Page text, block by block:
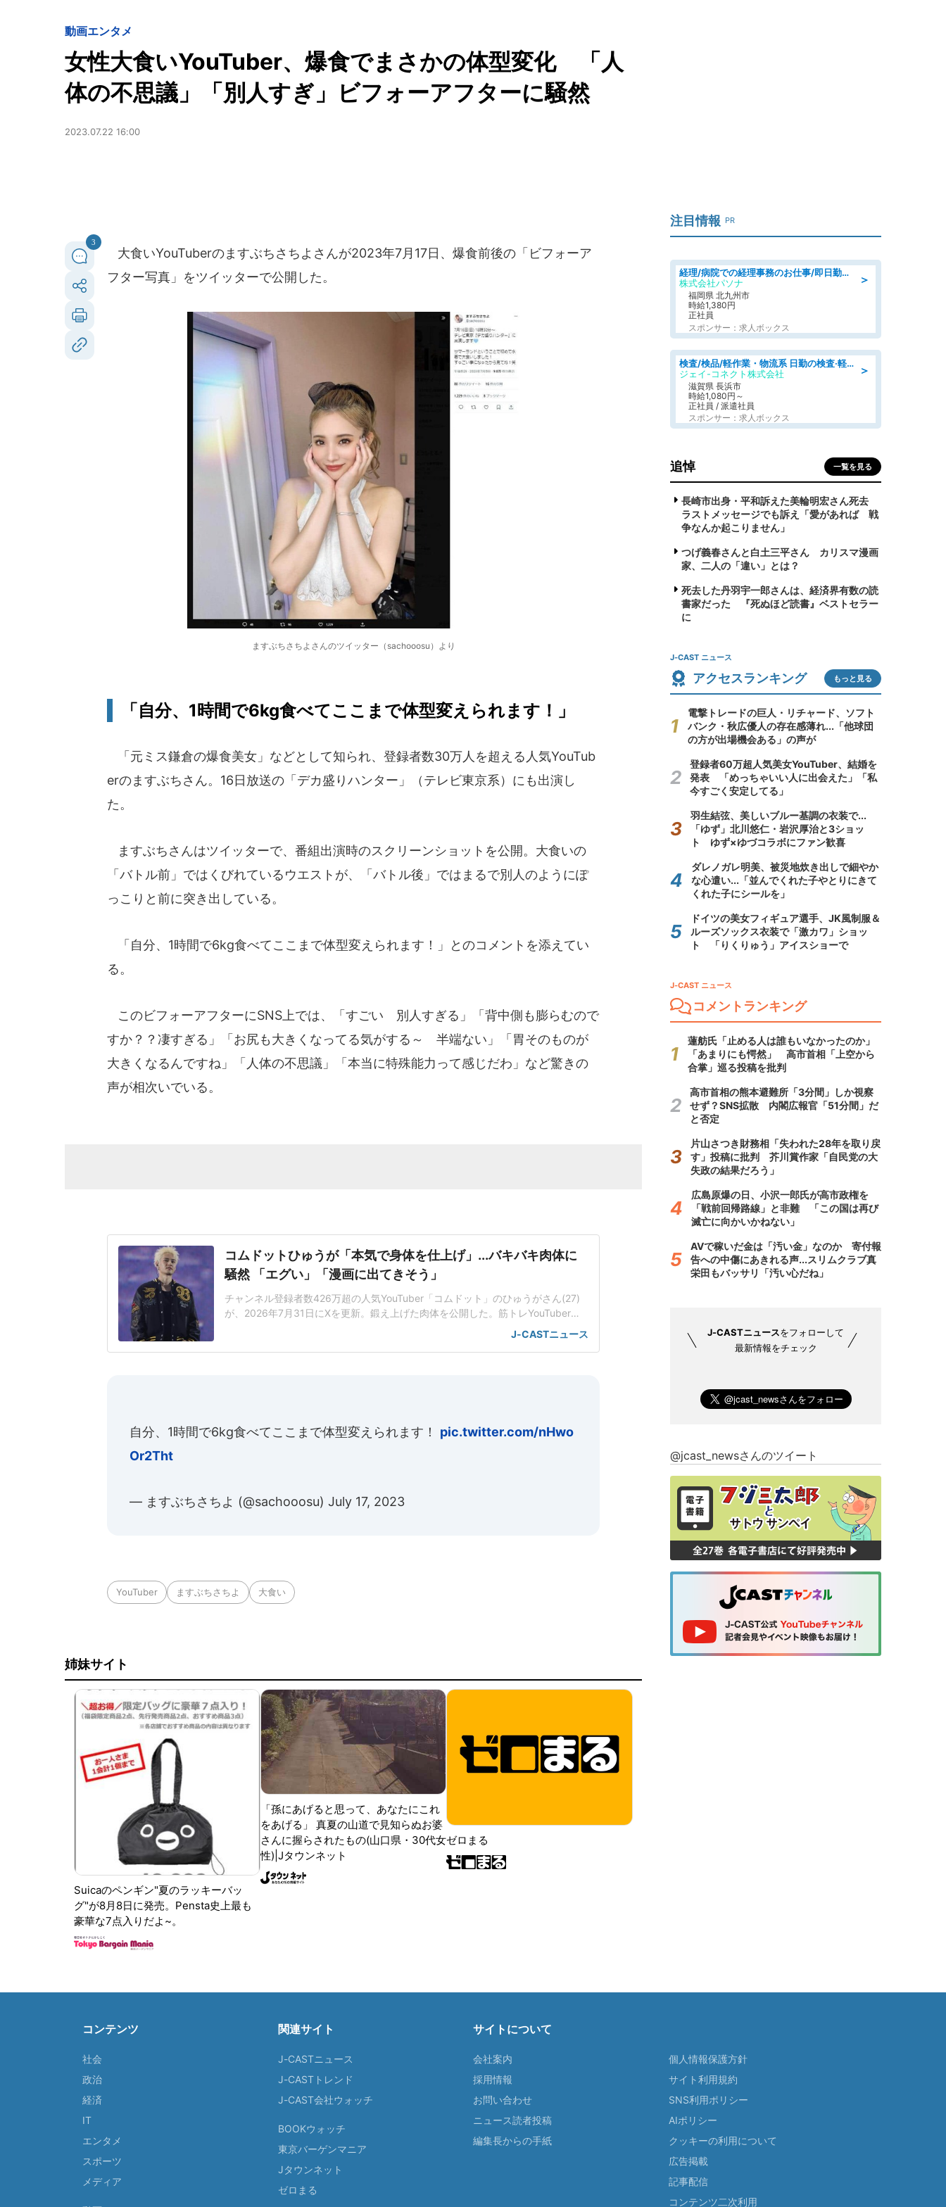
動画エンタメ
女性大食いYouTuber、爆食でまさかの体型変化 「人
体の不思議」「別人すぎ」ビフォーアフターに騒然
2023.07.22 16:00
3
大食いYouTuberのますぶちさちよさんが2023年7月17日、爆食前後の「ビフォーア
フター写真」をツイッターで公開した。
ますぶちさちよさんのツイッター（sachooosu）より
「自分、1時間で6kg食べてここまで体型変えられます！」
「元ミス鎌倉の爆食美女」などとして知られ、登録者数30万人を超える人気YouTub
erのますぶちさん。16日放送の「デカ盛りハンター」（テレビ東京系）にも出演し
た。
ますぶちさんはツイッターで、番組出演時のスクリーンショットを公開。大食いの
「バトル前」ではくびれているウエストが、「バトル後」ではまるで別人のようにぽ
っこりと前に突き出している。
「自分、1時間で6kg食べてここまで体型変えられます！」とのコメントを添えてい
る。
このビフォーアフターにSNS上では、「すごい 別人すぎる」「背中側も膨らむので
すか？？凄すぎる」「お尻も大きくなってる気がする～ 半端ない」「胃そのものが
大きくなるんですね」「人体の不思議」「本当に特殊能力って感じだわ」など驚きの
声が相次いでいる。
コムドットひゅうが「本気で身体を仕上げ」...バキバキ肉体に
騒然 「エグい」「漫画に出てきそう」
チャンネル登録者数426万超の人気YouTuber「コムドット」のひゅうがさん(27)
が、2026年7月31日にXを更新。鍛え上げた肉体を公開した。筋トレYouTuberも
反応「これは大会出れる」コムドットは7月30日、東京ドームで主催イベントに出
演。ひゅうがさんは着物姿で、アクロバットと殺陣のパフォーマンスを披露し
J-CASTニュース
自分、1時間で6kg食べてここまで体型変えられます！ pic.twitter.com/nHwo
Or2Tht
— ますぶちさちよ (@sachooosu) July 17, 2023
YouTuber ますぶちさちよ 大食い
姉妹サイト
Suicaのペンギン"夏のラッキーバッ
グ"が8月8日に発売。Pensta史上最も
豪華な7点入りだよ~。
「孫にあげると思って、あなたにこれ
をあげる」 真夏の山道で見知らぬお婆
さんに握らされたもの(山口県・30代女
性)|Jタウンネット
ゼロまる
注目情報 PR
＞
経理/病院での経理事務のお仕事/即日勤務可/車通勤可/経理/一般事務
株式会社パソナ
福岡県 北九州市
時給1,380円
正社員
スポンサー：求人ボックス
＞
検査/検品/軽作業・物流系 日勤の検査·軽作業/未経験可/土日祝お休み
ジェイ-コネクト株式会社
滋賀県 長浜市
時給1,080円～
正社員 / 派遣社員
スポンサー：求人ボックス
追悼 一覧を見る
長崎市出身・平和訴えた美輪明宏さん死去
ラストメッセージでも訴え「愛があれば 戦
争なんか起こりません」
つげ義春さんと白土三平さん カリスマ漫画
家、二人の「違い」とは？
死去した丹羽宇一郎さんは、経済界有数の読
書家だった 『死ぬほど読書』ベストセラー
に
J-CAST ニュース
アクセスランキング もっと見る
電撃トレードの巨人・リチャード、ソフト
バンク・秋広優人の存在感薄れ...「他球団
の方が出場機会ある」の声が
登録者60万超人気美女YouTuber、結婚を
発表 「めっちゃいい人に出会えた」「私
今すごく安定してる」
羽生結弦、美しいブルー基調の衣装で...
「ゆず」北川悠仁・岩沢厚治と3ショッ
ト ゆず×ゆづコラボにファン歓喜
ダレノガレ明美、被災地炊き出しで細やか
な心遣い...「並んでくれた子やとりにきて
くれた子にシールを」
ドイツの美女フィギュア選手、JK風制服＆
ルーズソックス衣装で「激カワ」ショッ
ト 「りくりゅう」アイスショーで
J-CAST ニュース
コメントランキング
蓮舫氏「止める人は誰もいなかったのか」
「あまりにも愕然」 高市首相「上空から
合掌」巡る投稿を批判
高市首相の熊本避難所「3分間」しか視察
せず？SNS拡散 内閣広報官「51分間」だ
と否定
片山さつき財務相「失われた28年を取り戻
す」投稿に批判 芥川賞作家「自民党の大
失政の結果だろう」
広島原爆の日、小沢一郎氏が高市政権を
「戦前回帰路線」と非難 「この国は再び
滅亡に向かいかねない」
AVで稼いだ金は「汚い金」なのか 寄付報
告への中傷にあきれる声...スリムクラブ真
栄田もバッサリ「汚い心だね」
J-CASTニュースをフォローして
最新情報をチェック
@jcast_newsさんのツイート
コンテンツ
社会
政治
経済
IT
エンタメ
スポーツ
メディア
関連サイト
J-CASTニュース
J-CASTトレンド
J-CAST会社ウォッチ
BOOKウォッチ
東京バーゲンマニア
Jタウンネット
ゼロまる
サイトについて
会社案内
採用情報
お問い合わせ
ニュース読者投稿
編集長からの手紙
個人情報保護方針
サイト利用規約
SNS利用ポリシー
AIポリシー
クッキーの利用について
広告掲載
記事配信
コンテンツ二次利用